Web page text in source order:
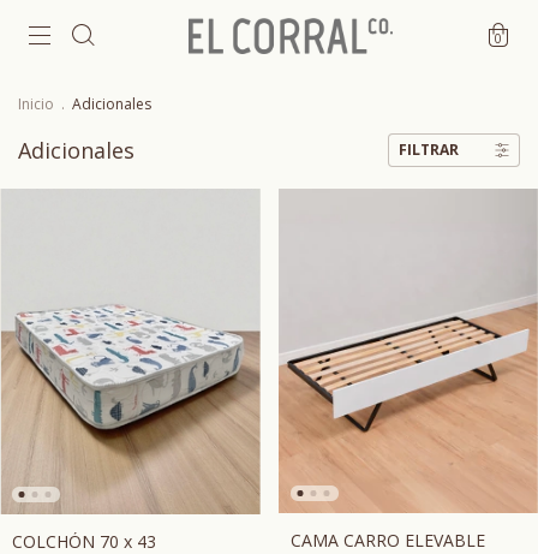
0
Inicio . Adicionales
Adicionales FILTRAR
COLCHÓN 70 x 43 CAMA CARRO ELEVABLE